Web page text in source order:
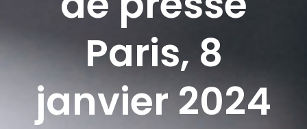
Paris, 8
janvier 2024